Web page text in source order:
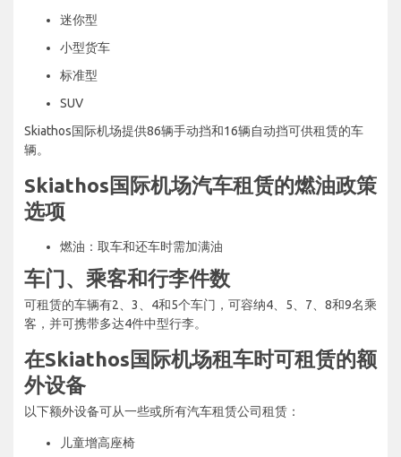
迷你型
小型货车
标准型
SUV
Skiathos国际机场提供86辆手动挡和16辆自动挡可供租赁的车
辆。
Skiathos国际机场汽车租赁的燃油政策
选项
燃油：取车和还车时需加满油
车门、乘客和行李件数
可租赁的车辆有2、3、4和5个车门，可容纳4、5、7、8和9名乘
客，并可携带多达4件中型行李。
在Skiathos国际机场租车时可租赁的额
外设备
以下额外设备可从一些或所有汽车租赁公司租赁：
儿童增高座椅